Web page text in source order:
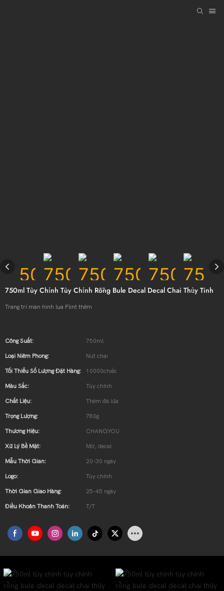
750ml Tùy Chỉnh Tùy Chỉnh Rỗng Bule Decal Decal Chai Thủy Tinh
Trang trí màn hình lụa Flint thêm
Công Suất: 750ml
Loại Niêm Phong: Nút chai
Tối Thiểu Số Lượng Đặt Hàng: 10000chiếc
Màu Sắc: Tùy chỉnh
Chất Liệu: Thêm đá lửa
Trọng Lượng: 780g
Thương Hiệu: CHANGYOU
Xử Lý Bề Mặt: Mờ, decal
Mẫu Thời Gian: 20-30 ngày
Logo: Tùy chỉnh
Thời Gian Giao Hàng: 25-45 ngày
Điều Khoản Thanh Toán: T/T